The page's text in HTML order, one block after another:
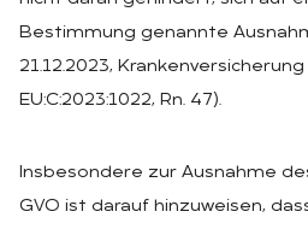
Bestimmung genannte
21.12.2023,
EU:C:2023:1022, Rn. 47).
Insbesondere zur Ausnahme
GVO ist darauf hinzuweisen,